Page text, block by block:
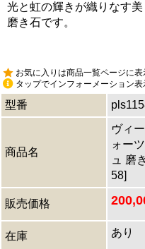
光と虹の輝きが織りなす
磨き石です。
お気に入りは商品一覧ページに表
タップでインフォーメーション表
型番
商品名
ヴィ
ォー
ュ 磨
58]
販売価格
在庫 あり